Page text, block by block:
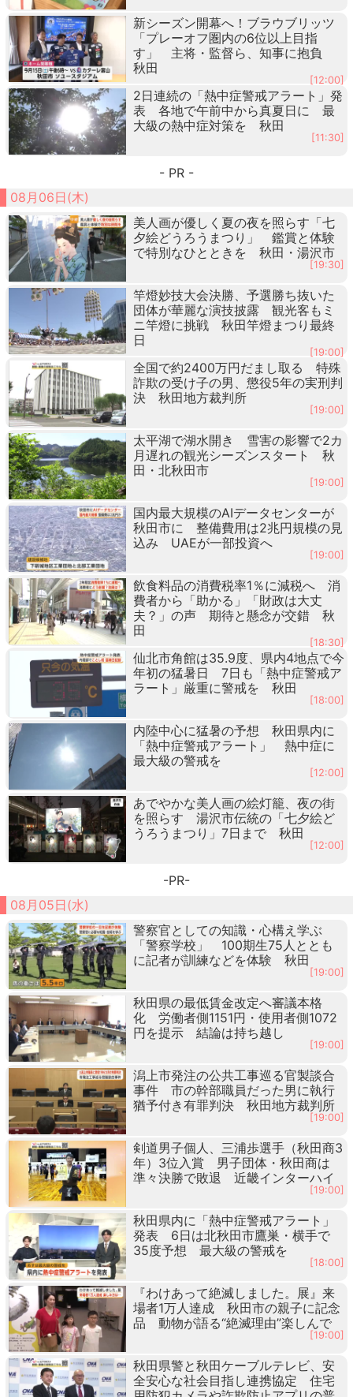
新シーズン開幕へ！ブラウブリッツ
「プレーオフ圏内の6位以上目指
す」 主将・監督ら、知事に抱負
秋田
[12:00]
2日連続の「熱中症警戒アラート」発
表 各地で午前中から真夏日に 最
大級の熱中症対策を 秋田
[11:30]
- PR -
08月06日(木)
美人画が優しく夏の夜を照らす「七
夕絵どうろうまつり」 鑑賞と体験
で特別なひとときを 秋田・湯沢市
[19:30]
竿燈妙技大会決勝、予選勝ち抜いた
団体が華麗な演技披露 観光客もミ
ニ竿燈に挑戦 秋田竿燈まつり最終
日
[19:00]
全国で約2400万円だまし取る 特殊
詐欺の受け子の男、懲役5年の実刑判
決 秋田地方裁判所
[19:00]
太平湖で湖水開き 雪害の影響で2カ
月遅れの観光シーズンスタート 秋
田・北秋田市
[19:00]
国内最大規模のAIデータセンターが
秋田市に 整備費用は2兆円規模の見
込み UAEが一部投資へ
[19:00]
飲食料品の消費税率1％に減税へ 消
費者から「助かる」「財政は大丈
夫？」の声 期待と懸念が交錯 秋
田
[18:30]
仙北市角館は35.9度、県内4地点で今
年初の猛暑日 7日も「熱中症警戒ア
ラート」厳重に警戒を 秋田
[18:00]
内陸中心に猛暑の予想 秋田県内に
「熱中症警戒アラート」 熱中症に
最大級の警戒を
[12:00]
あでやかな美人画の絵灯籠、夜の街
を照らす 湯沢市伝統の「七夕絵ど
うろうまつり」7日まで 秋田
[12:00]
-PR-
08月05日(水)
警察官としての知識・心構え学ぶ
「警察学校」 100期生75人ととも
に記者が訓練などを体験 秋田
[19:00]
秋田県の最低賃金改定へ審議本格
化 労働者側1151円・使用者側1072
円を提示 結論は持ち越し
[19:00]
潟上市発注の公共工事巡る官製談合
事件 市の幹部職員だった男に執行
猶予付き有罪判決 秋田地方裁判所
[19:00]
剣道男子個人、三浦歩選手（秋田商3
年）3位入賞 男子団体・秋田商は
準々決勝で敗退 近畿インターハイ
[19:00]
秋田県内に「熱中症警戒アラート」
発表 6日は北秋田市鷹巣・横手で
35度予想 最大級の警戒を
[18:00]
『わけあって絶滅しました。展』来
場者1万人達成 秋田市の親子に記念
品 動物が語る“絶滅理由”楽しんで
[19:00]
秋田県警と秋田ケーブルテレビ、安
全安心な社会目指し連携協定 住宅